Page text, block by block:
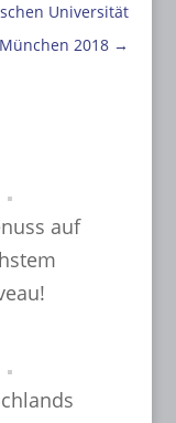
Universität
München 2018 →
auf